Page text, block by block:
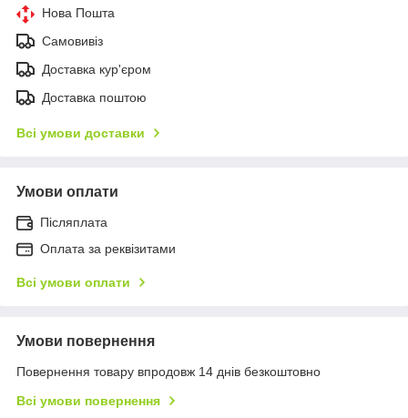
Нова Пошта
Самовивіз
Доставка кур'єром
Доставка поштою
Всі умови доставки
Умови оплати
Післяплата
Оплата за реквізитами
Всі умови оплати
Умови повернення
Повернення товару впродовж 14 днів безкоштовно
Всі умови повернення